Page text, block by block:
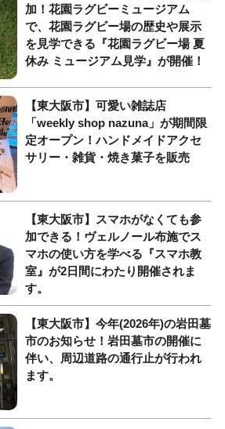
加！花園ラグビーミュージアム
で、花園ラグビー場の歴史や展示
を見学できる『花園ラグビー場 夏
休み ミュージアム見学』が開催！
【東大阪市】可愛い雑誌店
「weekly shop nazuna」が期間限
定オープン！ハンドメイドアクセ
サリー・雑貨・焼き菓子を販売
【東大阪市】スマホがなくても参
加できる！ヴェルノール布施でス
マホの使い方を学べる『スマホ教
室』が2日間にわたり開催されま
す。
【東大阪市】今年(2026年)の岩田墓
市のお知らせ！岩田墓市の開催に
伴い、周辺道路の通行止が行われ
ます。